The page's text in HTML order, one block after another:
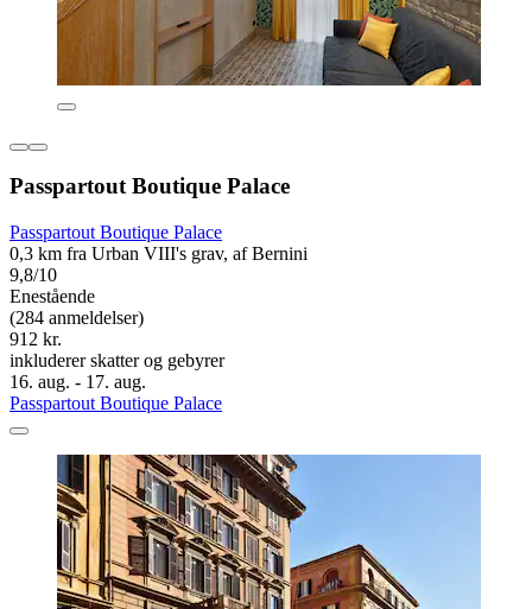
Passpartout Boutique Palace
Passpartout Boutique Palace
0,3 km fra Urban VIII's grav, af Bernini
9,8/10
Enestående
(284 anmeldelser)
912 kr.
inkluderer skatter og gebyrer
16. aug. - 17. aug.
Passpartout Boutique Palace